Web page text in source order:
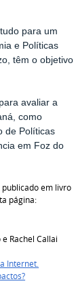
para um
e Políticas
têm o objetivo
avaliar a
como
de Políticas
em Foz do
em livro
página:
Rachel Callai
Internet.